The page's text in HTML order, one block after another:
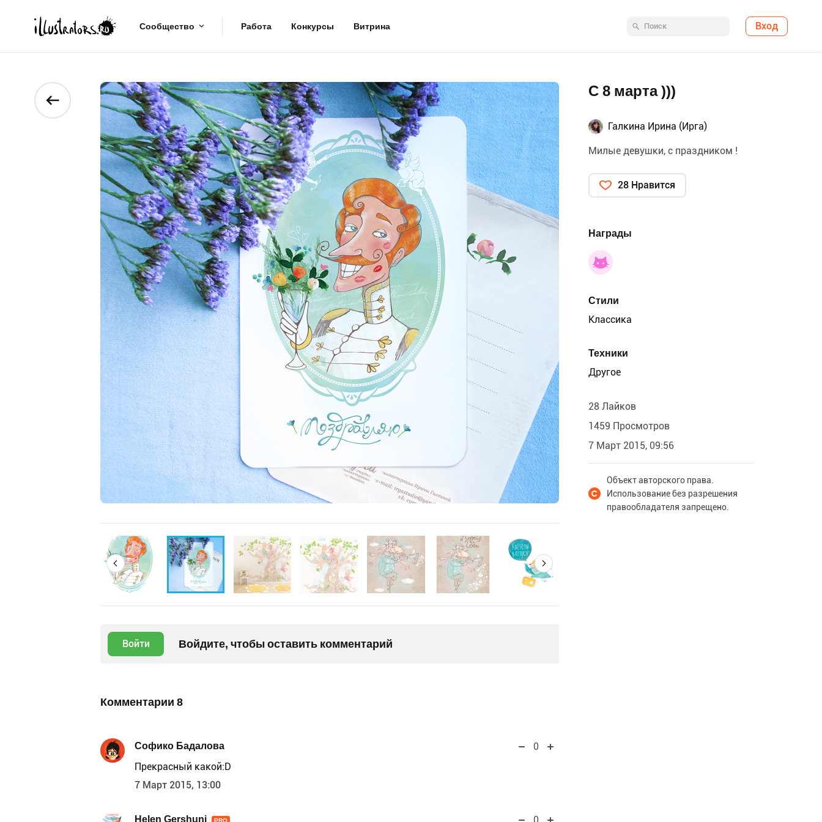
Сообщество Работа Конкурсы Витрина Вход
Войти Войдите, чтобы оставить комментарий
Комментарии 8
Софико Бадалова
0
Прекрасный какой:D
7 Март 2015, 13:00
Helen Gershuni PRO
С 8 марта )))
Галкина Ирина (Ирга)
Милые девушки, с праздником !
28 Нравится
Награды
Стили
Классика
Техники
Другое
28 Лайков
1459 Просмотров
7 Март 2015, 09:56
Объект авторского права.
Использование без разрешения
правообладателя запрещено.